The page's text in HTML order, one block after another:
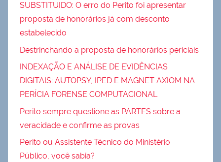
SUBSTITUIDO: O erro do Perito foi apresentar
proposta de honorários já com desconto
estabelecido
Destrinchando a proposta de honorários periciais
INDEXAÇÃO E ANÁLISE DE EVIDÊNCIAS
DIGITAIS: AUTOPSY, IPED E MAGNET AXIOM NA
PERÍCIA FORENSE COMPUTACIONAL
Perito sempre questione as PARTES sobre a
veracidade e confirme as provas
Perito ou Assistente Técnico do Ministério
Público, você sabia?